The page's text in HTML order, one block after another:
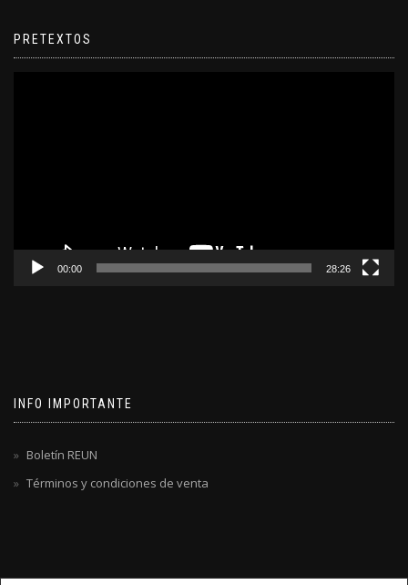
PRETEXTOS
00:00 28:26
INFO IMPORTANTE
Boletín REUN
Términos y condiciones de venta